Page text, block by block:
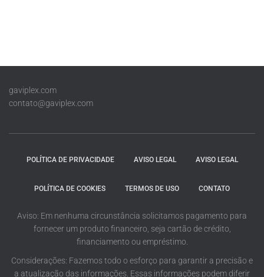
gaviplex.com
contato@gaviplex.com
POLÍTICA DE PRIVACIDADE AVISO LEGAL AVISO LEGAL
POLÍTICA DE COOKIES TERMOS DE USO CONTATO
Aviso: Em nenhuma circunstância solicitamos pagamento para
fornecer um produto financeiro, seja cartão de crédito,
financiamento ou empréstimo.
Considerações: Fazemos todo o esforço para garantir a precisão e
a atualização das informações. Essas informações podem diferir